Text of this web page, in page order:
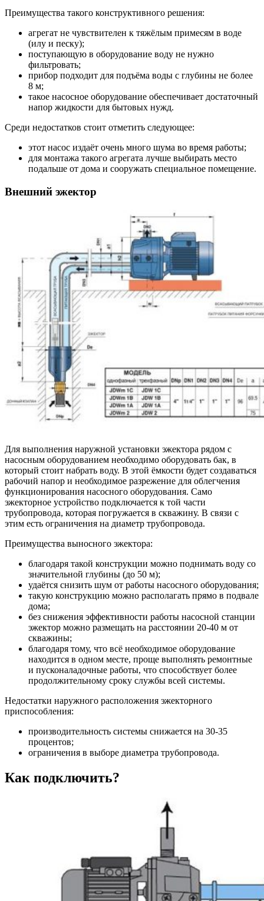
Преимущества такого конструктивного решения:
агрегат не чувствителен к тяжёлым примесям в воде
(илу и песку);
поступающую в оборудование воду не нужно
фильтровать;
прибор подходит для подъёма воды с глубины не более
8 м;
такое насосное оборудование обеспечивает достаточный
напор жидкости для бытовых нужд.
Среди недостатков стоит отметить следующее:
этот насос издаёт очень много шума во время работы;
для монтажа такого агрегата лучше выбирать место
подальше от дома и сооружать специальное помещение.
Внешний эжектор
Для выполнения наружной установки эжектора рядом с
насосным оборудованием необходимо оборудовать бак, в
который стоит набрать воду. В этой ёмкости будет создаваться
рабочий напор и необходимое разрежение для облегчения
функционирования насосного оборудования. Само
эжекторное устройство подключается к той части
трубопровода, которая погружается в скважину. В связи с
этим есть ограничения на диаметр трубопровода.
Преимущества выносного эжектора:
благодаря такой конструкции можно поднимать воду со
значительной глубины (до 50 м);
удаётся снизить шум от работы насосного оборудования;
такую конструкцию можно располагать прямо в подвале
дома;
без снижения эффективности работы насосной станции
эжектор можно размещать на расстоянии 20-40 м от
скважины;
благодаря тому, что всё необходимое оборудование
находится в одном месте, проще выполнять ремонтные
и пусконаладочные работы, что способствует более
продолжительному сроку службы всей системы.
Недостатки наружного расположения эжекторного
приспособления:
производительность системы снижается на 30-35
процентов;
ограничения в выборе диаметра трубопровода.
Как подключить?